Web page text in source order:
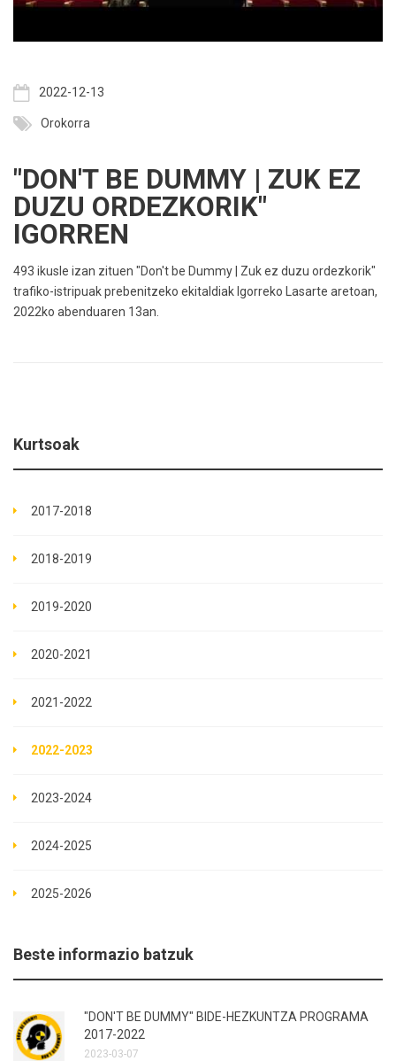
2022-12-13
Orokorra
"DON'T BE DUMMY | ZUK EZ
DUZU ORDEZKORIK"
IGORREN
493 ikusle izan zituen "Don't be Dummy | Zuk ez duzu ordezkorik"
trafiko-istripuak prebenitzeko ekitaldiak Igorreko Lasarte aretoan,
2022ko abenduaren 13an.
Kurtsoak
2017-2018
2018-2019
2019-2020
2020-2021
2021-2022
2022-2023
2023-2024
2024-2025
2025-2026
Beste informazio batzuk
"DON'T BE DUMMY" BIDE-HEZKUNTZA PROGRAMA
2017-2022
2023-03-07